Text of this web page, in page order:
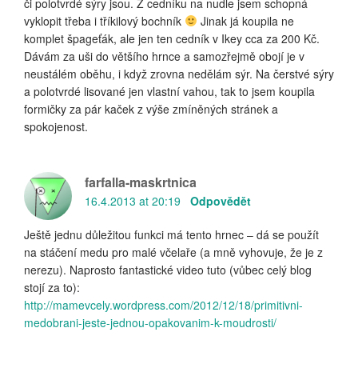
či polotvrdé sýry jsou. Z cedníku na nudle jsem schopná
vyklopit třeba i tříkilový bochník
Jinak já koupila ne
komplet špageťák, ale jen ten cedník v Ikey cca za 200 Kč.
Dávám za uši do většího hrnce a samozřejmě obojí je v
neustálém oběhu, i když zrovna nedělám sýr. Na čerstvé sýry
a polotvrdé lisované jen vlastní vahou, tak to jsem koupila
formičky za pár kaček z výše zmíněných stránek a
spokojenost.
farfalla-maskrtnica
16.4.2013 at 20:19 Odpovědět
Ještě jednu důležitou funkci má tento hrnec – dá se použít
na stáčení medu pro malé včelaře (a mně vyhovuje, že je z
nerezu). Naprosto fantastické video tuto (vůbec celý blog
stojí za to):
http://mamevcely.wordpress.com/2012/12/18/primitivni-
medobrani-jeste-jednou-opakovanim-k-moudrosti/